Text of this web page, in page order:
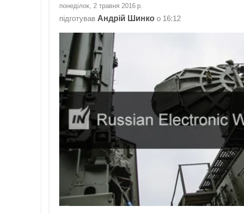
понеділок, 2 травня 2016 р.
підготував Андрій Шинко о 16:12